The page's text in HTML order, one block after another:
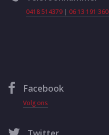
0418 514379 06 13 191 360
Facebook
Volg ons